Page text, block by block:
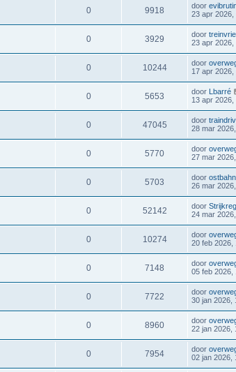
0 9918 door
23 apr 2026,
0 3929 door
23 apr 2026,
0 10244 door
17 apr 2026,
0 5653 door Lbarré
13 apr 2026,
0 47045 door
28 mar
0 5770 door
27 mar
0 5703 door
26 mar
0 52142 door
24 mar
0 10274 door
20 feb 2026,
0 7148 door
05 feb 2026,
0 7722 door
30 jan 2026,
0 8960 door
22 jan 2026,
0 7954 door
02 jan 2026,